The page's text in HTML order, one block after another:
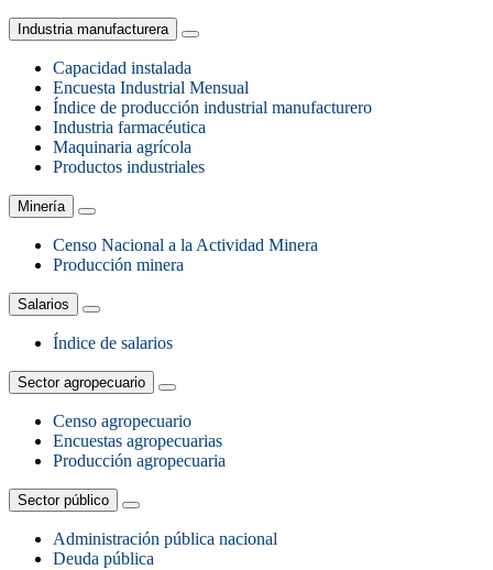
Industria manufacturera
Capacidad instalada
Encuesta Industrial Mensual
Índice de producción industrial manufacturero
Industria farmacéutica
Maquinaria agrícola
Productos industriales
Minería
Censo Nacional a la Actividad Minera
Producción minera
Salarios
Índice de salarios
Sector agropecuario
Censo agropecuario
Encuestas agropecuarias
Producción agropecuaria
Sector público
Administración pública nacional
Deuda pública